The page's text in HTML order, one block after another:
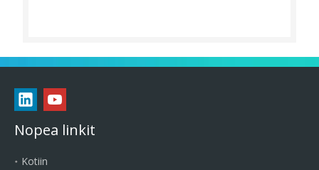
Nopea linkit
Kotiin